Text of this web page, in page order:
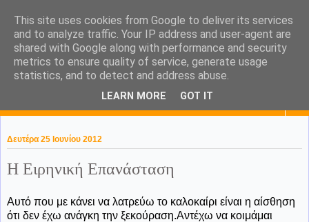
KaPa. Me without you...tea
without a biscuit!
Δευτέρα 25 Ιουνίου 2012
Η Ειρηνική Επανάσταση
Αυτό που με κάνει να λατρεύω το καλοκαίρι είναι η αίσθηση
ότι δεν έχω ανάγκη την ξεκούραση.Αντέχω να κοιμάμαι
This site uses cookies from Google to deliver its services
and to analyze traffic. Your IP address and user-agent are
shared with Google along with performance and security
metrics to ensure quality of service, generate usage
statistics, and to detect and address abuse.
LEARN MORE GOT IT